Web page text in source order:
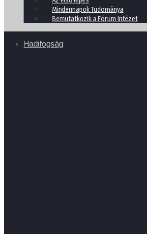
Mindennapok Tudománya
Bemutatkozik a Fórum Intézet
Hadifogság